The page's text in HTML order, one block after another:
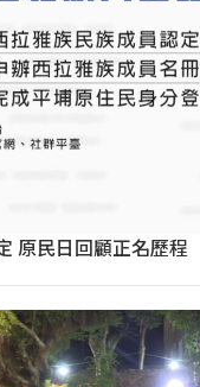
原民日回顧正名歷程